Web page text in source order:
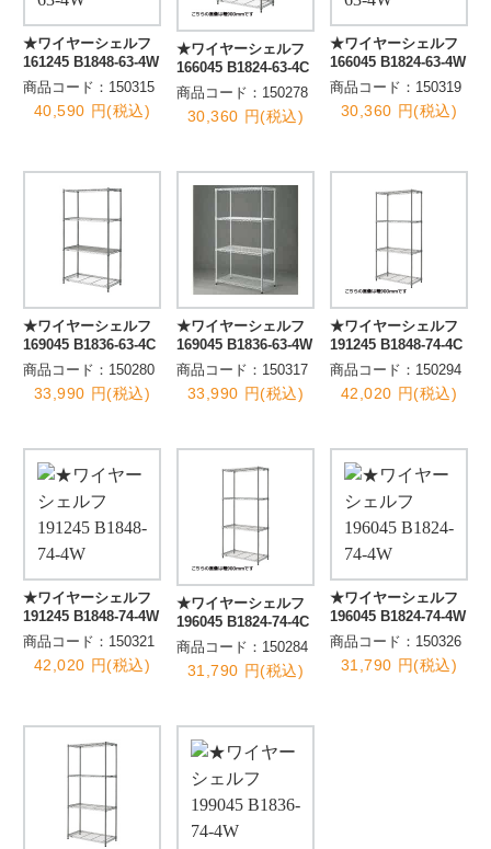
★ワイヤーシェルフ
161245 B1848-63-4W
商品コード：150315
40,590 円(税込)
★ワイヤーシェルフ
166045 B1824-63-4C
商品コード：150278
30,360 円(税込)
★ワイヤーシェルフ
166045 B1824-63-4W
商品コード：150319
30,360 円(税込)
★ワイヤーシェルフ
169045 B1836-63-4C
商品コード：150280
33,990 円(税込)
★ワイヤーシェルフ
169045 B1836-63-4W
商品コード：150317
33,990 円(税込)
★ワイヤーシェルフ
191245 B1848-74-4C
商品コード：150294
42,020 円(税込)
★ワイヤーシェルフ
191245 B1848-74-4W
商品コード：150321
42,020 円(税込)
★ワイヤーシェルフ
196045 B1824-74-4C
商品コード：150284
31,790 円(税込)
★ワイヤーシェルフ
196045 B1824-74-4W
商品コード：150326
31,790 円(税込)